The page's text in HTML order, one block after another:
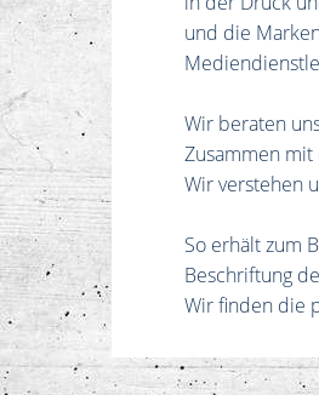
und die
Wir beraten
Zusammen
Wir verstehen
So erhält zum
Beschriftung
Wir finden die